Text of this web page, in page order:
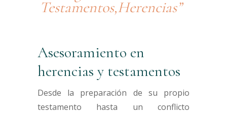
Testamentos,Herencias”
Asesoramiento en
herencias y testamentos
Desde la preparación de su propio
testamento hasta un conflicto